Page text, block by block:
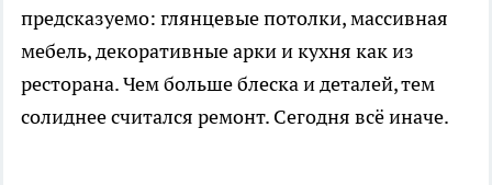
предсказуемо: глянцевые потолки, массивная
мебель, декоративные арки и кухня как из
ресторана. Чем больше блеска и деталей, тем
солиднее считался ремонт. Сегодня всё иначе.